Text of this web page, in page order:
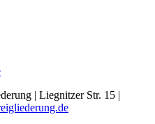
| Liegnitzer Str. 15 |